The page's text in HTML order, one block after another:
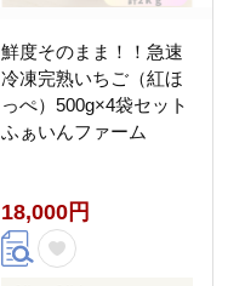
鮮度そのまま！！急速
冷凍完熟いちご（紅ほ
っぺ）500g×4袋セット
ふぁいんファーム
18,000円